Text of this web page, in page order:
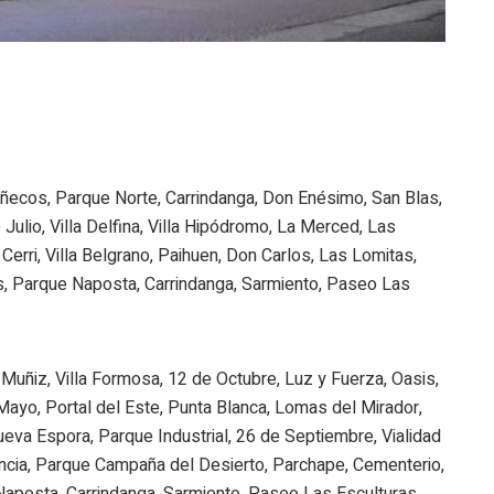
Parque Norte, Carrindanga, Don Enésimo, San Blas,
Villa Delfina, Villa Hipódromo, La Merced, Las
Villa Belgrano, Paihuen, Don Carlos, Las Lomitas,
Naposta, Carrindanga, Sarmiento, Paseo Las
Villa Formosa, 12 de Octubre, Luz y Fuerza, Oasis,
Portal del Este, Punta Blanca, Lomas del Mirador,
Espora, Parque Industrial, 26 de Septiembre, Vialidad
Parque Campaña del Desierto, Parchape, Cementerio,